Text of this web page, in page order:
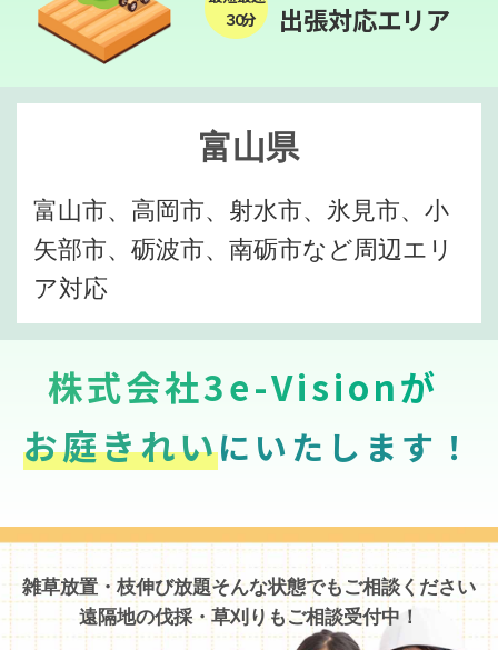
３０分
出張対応エリア
富山県
富山市、高岡市、射水市、氷見市、小
矢部市、砺波市、南砺市など周辺エリ
ア対応
株式会社3e-Visionが
お庭きれいにいたします！
雑草放置・枝伸び放題そんな状態でもご相談ください
遠隔地の伐採・草刈りもご相談受付中！